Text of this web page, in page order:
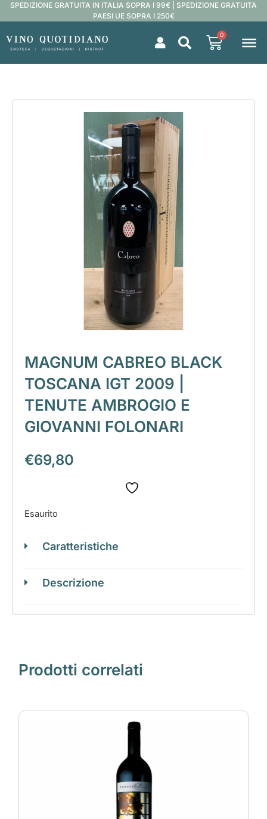
SPEDIZIONE GRATUITA IN ITALIA SOPRA I 99€ | SPEDIZIONE GRATUITA
PAESI UE SOPRA I 250€
0
MAGNUM CABREO BLACK
TOSCANA IGT 2009 |
TENUTE AMBROGIO E
GIOVANNI FOLONARI
€69,80
Esaurito
Caratteristiche
Descrizione
Prodotti correlati